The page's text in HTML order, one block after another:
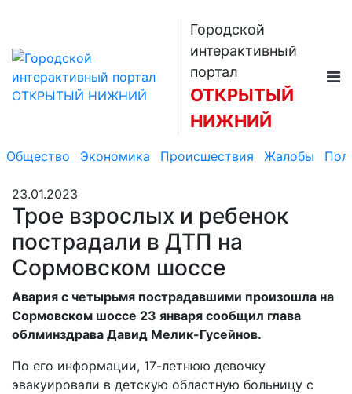
Городской
интерактивный
портал
ОТКРЫТЫЙ
НИЖНИЙ
Общество Экономика Происшествия Жалобы
23.01.2023
Трое взрослых и ребенок
пострадали в ДТП на
Сормовском шоссе
Авария с четырьмя пострадавшими произошла на
Сормовском шоссе 23 января сообщил глава
облминздрава Давид Мелик-Гусейнов.
По его информации, 17-летнюю девочку
эвакуировали в детскую областную больницу с